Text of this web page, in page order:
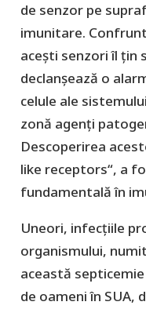
de senzor pe
imunitare.
acești senzori îl țin
declanșează o
celule ale
zonă agenți
Descoperirea
like receptors“, a
fundamentală în
Uneori, infecțiile
organismului,
această
de oameni în SUA,